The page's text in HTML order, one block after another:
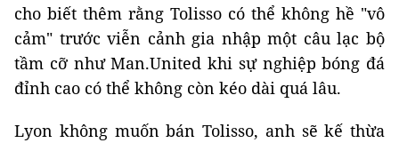
cho biết thêm rằng Tolisso có thể không hề "vô
cảm" trước viễn cảnh gia nhập một câu lạc bộ
tầm cỡ như Man.United khi sự nghiệp bóng đá
đỉnh cao có thể không còn kéo dài quá lâu.
Lyon không muốn bán Tolisso, anh sẽ kế thừa